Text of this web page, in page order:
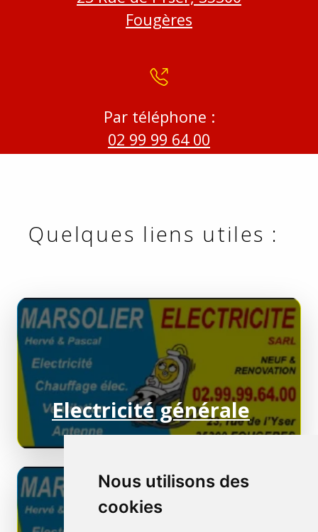
Nous utilisons des
cookies
Fougères
Par téléphone :
02 99 99 64 00
Quelques liens utiles :
Electricité générale